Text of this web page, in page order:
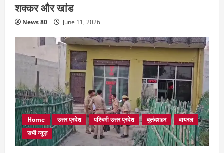
शक्कर और खांड
News 80 June 11, 2026
Home उत्तर प्रदेश पश्चिमी उत्तर प्रदेश बुलंदशहर
वायरल
सभी न्यूज़